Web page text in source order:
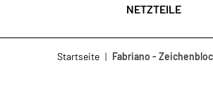
NETZTEILE
Startseite | Fabriano -